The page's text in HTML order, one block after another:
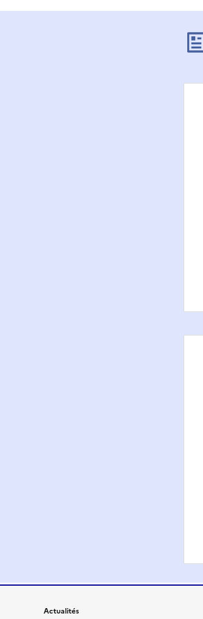
Actualités